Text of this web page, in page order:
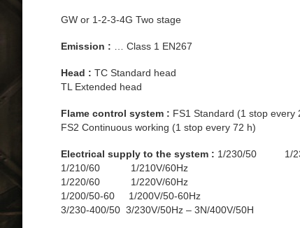
GW or 1-2-3-4G Two stage
Emission : … Class 1 EN267
Head : TC Standard head
TL Extended head
Flame control system : FS1 Standard (1 stop every
FS2 Continuous working (1 stop every 72 h)
Electrical supply to the system : 1/230/50 1/
1/210/60 1/210V/60Hz
1/220/60 1/220V/60Hz
1/200/50-60 1/200V/50-60Hz
3/230-400/50 3/230V/50Hz – 3N/400V/50H